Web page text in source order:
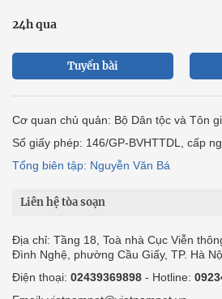
24h qua
Tuyến bài
Cơ quan chủ quản: Bộ Dân tộc và Tôn
Số giấy phép: 146/GP-BVHTTDL, cấp
Tổng biên tập: Nguyễn Văn Bá
Liên hệ tòa soạn
Địa chỉ: Tầng 18, Toà nhà Cục Viễn
Đình Nghệ, phường Cầu Giấy, TP. Hà
Điện thoại: 02439369898 - Hotline: